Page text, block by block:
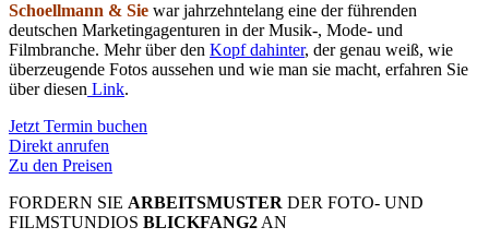
Schoellmann & Sie war jahrzehntelang eine der führenden
deutschen Marketingagenturen in der Musik-, Mode- und
Filmbranche. Mehr über den Kopf dahinter, der genau weiß, wie
überzeugende Fotos aussehen und wie man sie macht, erfahren Sie
über diesen Link.
Jetzt Termin buchen
Direkt anrufen
Zu den Preisen
FORDERN SIE ARBEITSMUSTER DER FOTO- UND
FILMSTUNDIOS BLICKFANG2 AN